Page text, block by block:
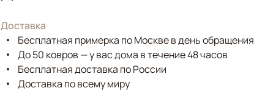
Доставка
Бесплатная примерка по Москве в день обращения
До 50 ковров — у вас дома в течение 48 часов
Бесплатная доставка по России
Доставка по всему миру